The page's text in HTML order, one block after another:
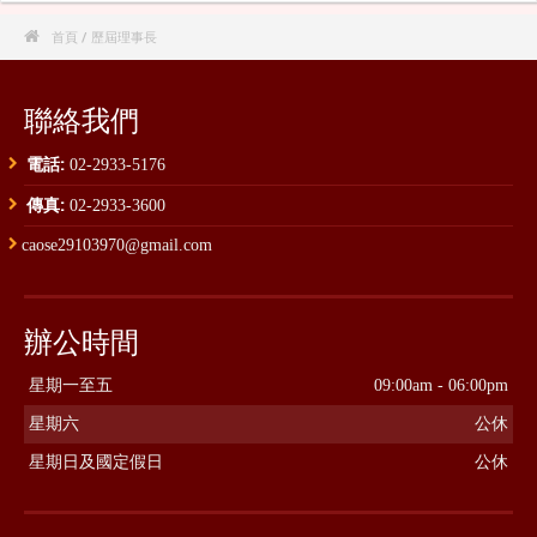
 首頁 / 歷屆理事長
聯絡我們
電話: 02-2933-5176
傳真: 02-2933-3600
caose29103970@gmail.com
辦公時間
星期一至五 09:00am - 06:00pm
星期六 公休
星期日及國定假日 公休